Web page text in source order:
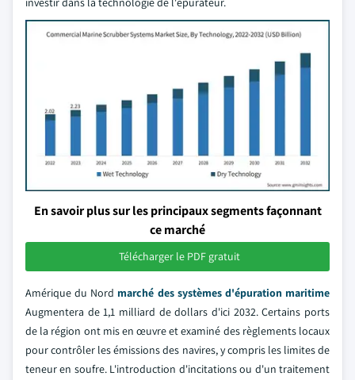
En savoir plus sur les principaux segments façonnant
ce marché
Télécharger le PDF gratuit
Amérique du Nord marché des systèmes d'épuration maritime
Augmentera de 1,1 milliard de dollars d'ici 2032. Certains ports
de la région ont mis en œuvre et examiné des règlements locaux
pour contrôler les émissions des navires, y compris les limites de
teneur en soufre. L'introduction d'incitations ou d'un traitement